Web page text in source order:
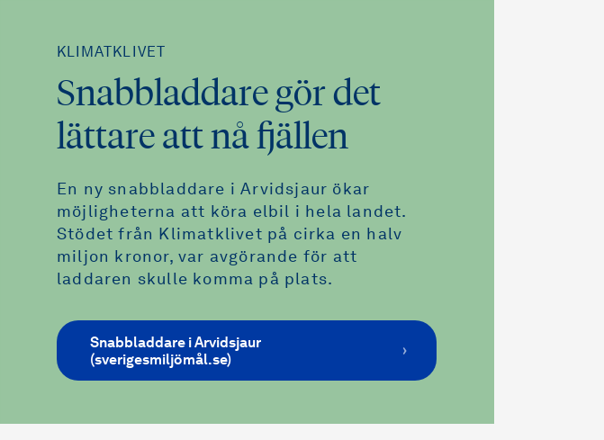
KLIMATKLIVET
Snabbladdare gör det
lättare att nå fjällen
En ny snabbladdare i Arvidsjaur ökar
möjligheterna att köra elbil i hela landet.
Stödet från Klimatklivet på cirka en halv
miljon kronor, var avgörande för att
laddaren skulle komma på plats.
Snabbladdare i Arvidsjaur
(sverigesmiljömål.se)